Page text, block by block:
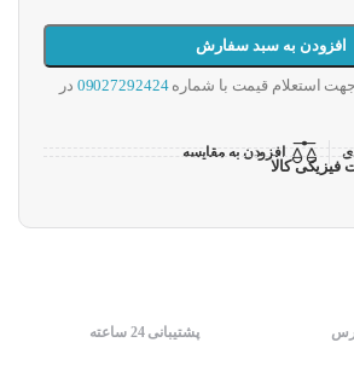
افزودن به سبد سفارش
استعلام قیمت با شماره09027292424 در
افزودن به مقایسه
فیزیکی کالا
پشتیبانی 24 ساعته